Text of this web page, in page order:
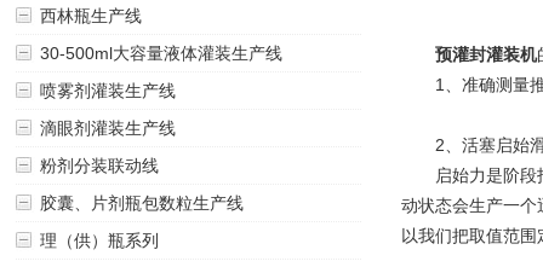
预灌封灌装机
1、准确测量推
2、活塞启始
启始力是阶段指
动状态会生产一个
以我们把取值范
西林瓶生产线
30-500ml大容量液体灌装生产线
喷雾剂灌装生产线
滴眼剂灌装生产线
粉剂分装联动线
胶囊、片剂瓶包数粒生产线
理（供）瓶系列